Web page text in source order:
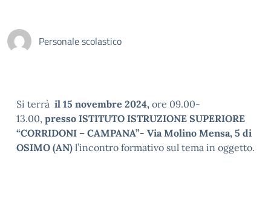
Personale scolastico
Si terrà il 15 novembre 2024, ore 09.00-
13.00, presso ISTITUTO ISTRUZIONE SUPERIORE
“CORRIDONI – CAMPANA”- Via Molino Mensa, 5 di
OSIMO (AN) l’incontro formativo sul tema in oggetto.